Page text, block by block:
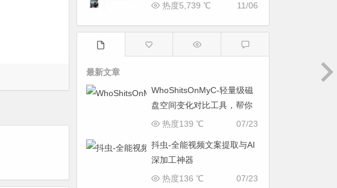
11/06
热度5,739 ℃
最新文章
WhoShitsOnMyC-轻量级磁
盘空间变化对比工具，帮你
找出“吃掉”空间的罪魁祸首
07/23
热度139 ℃
抖虫-全能视频文案提取与AI
深加工神器
07/23
热度136 ℃